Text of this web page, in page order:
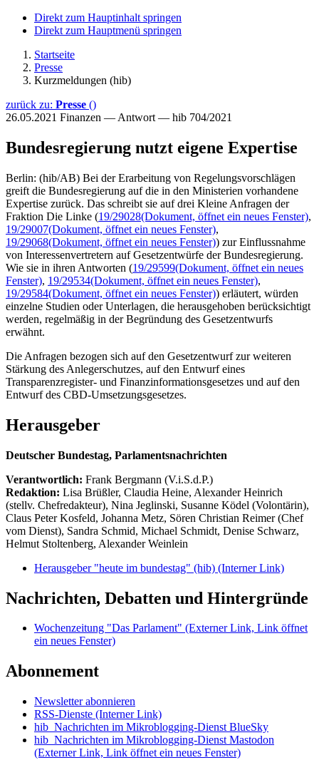
Direkt zum Hauptinhalt springen
Direkt zum Hauptmenü springen
Startseite
Presse
Kurzmeldungen (hib)
zurück zu: Presse ()
26.05.2021 Finanzen — Antwort — hib 704/2021
Bundesregierung nutzt eigene Expertise
Berlin: (hib/AB) Bei der Erarbeitung von Regelungsvorschlägen
greift die Bundesregierung auf die in den Ministerien vorhandene
Expertise zurück. Das schreibt sie auf drei Kleine Anfragen der
Fraktion Die Linke (19/29028(Dokument, öffnet ein neues Fenster),
19/29007(Dokument, öffnet ein neues Fenster),
19/29068(Dokument, öffnet ein neues Fenster)) zur Einflussnahme
von Interessenvertretern auf Gesetzentwürfe der Bundesregierung.
Wie sie in ihren Antworten (19/29599(Dokument, öffnet ein neues
Fenster), 19/29534(Dokument, öffnet ein neues Fenster),
19/29584(Dokument, öffnet ein neues Fenster)) erläutert, würden
einzelne Studien oder Unterlagen, die herausgehoben berücksichtigt
werden, regelmäßig in der Begründung des Gesetzentwurfs
erwähnt.
Die Anfragen bezogen sich auf den Gesetzentwurf zur weiteren
Stärkung des Anlegerschutzes, auf den Entwurf eines
Transparenzregister- und Finanzinformationsgesetzes und auf den
Entwurf des CBD-Umsetzungsgesetzes.
Herausgeber
Deutscher Bundestag, Parlamentsnachrichten
Verantwortlich: Frank Bergmann (V.i.S.d.P.)
Redaktion: Lisa Brüßler, Claudia Heine, Alexander Heinrich
(stellv. Chefredakteur), Nina Jeglinski, Susanne Ködel (Volontärin),
Claus Peter Kosfeld, Johanna Metz, Sören Christian Reimer (Chef
vom Dienst), Sandra Schmid, Michael Schmidt, Denise Schwarz,
Helmut Stoltenberg, Alexander Weinlein
Herausgeber "heute im bundestag" (hib) (Interner Link)
Nachrichten, Debatten und Hintergründe
Wochenzeitung "Das Parlament" (Externer Link, Link öffnet
ein neues Fenster)
Abonnement
Newsletter abonnieren
RSS-Dienste (Interner Link)
hib_Nachrichten im Mikroblogging-Dienst BlueSky
hib_Nachrichten im Mikroblogging-Dienst Mastodon
(Externer Link, Link öffnet ein neues Fenster)